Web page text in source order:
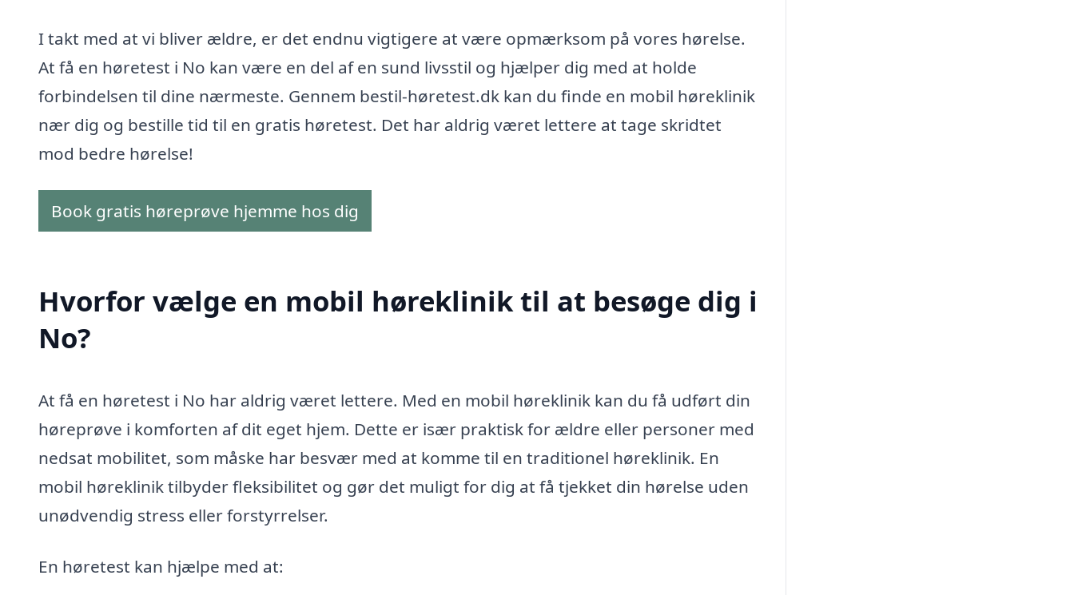
I takt med at vi bliver ældre, er det endnu vigtigere at være opmærksom på vores hørelse.
At få en høretest i No kan være en del af en sund livsstil og hjælper dig med at holde
forbindelsen til dine nærmeste. Gennem bestil-høretest.dk kan du finde en mobil høreklinik
nær dig og bestille tid til en gratis høretest. Det har aldrig været lettere at tage skridtet
mod bedre hørelse!
Book gratis høreprøve hjemme hos dig
Hvorfor vælge en mobil høreklinik til at besøge dig i
No?
At få en høretest i No har aldrig været lettere. Med en mobil høreklinik kan du få udført din
høreprøve i komforten af dit eget hjem. Dette er især praktisk for ældre eller personer med
nedsat mobilitet, som måske har besvær med at komme til en traditionel høreklinik. En
mobil høreklinik tilbyder fleksibilitet og gør det muligt for dig at få tjekket din hørelse uden
unødvendig stress eller forstyrrelser.
En høretest kan hjælpe med at: